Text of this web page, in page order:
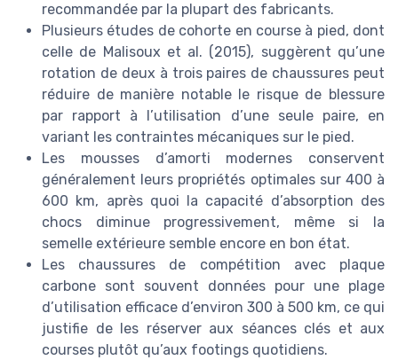
recommandée par la plupart des fabricants.
Plusieurs études de cohorte en course à pied, dont
celle de Malisoux et al. (2015), suggèrent qu’une
rotation de deux à trois paires de chaussures peut
réduire de manière notable le risque de blessure
par rapport à l’utilisation d’une seule paire, en
variant les contraintes mécaniques sur le pied.
Les mousses d’amorti modernes conservent
généralement leurs propriétés optimales sur 400 à
600 km, après quoi la capacité d’absorption des
chocs diminue progressivement, même si la
semelle extérieure semble encore en bon état.
Les chaussures de compétition avec plaque
carbone sont souvent données pour une plage
d’utilisation efficace d’environ 300 à 500 km, ce qui
justifie de les réserver aux séances clés et aux
courses plutôt qu’aux footings quotidiens.